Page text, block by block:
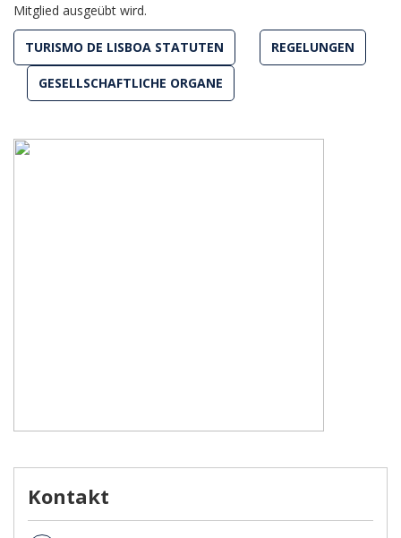
Mitglied ausgeübt wird.
TURISMO DE LISBOA STATUTEN REGELUNGEN
GESELLSCHAFTLICHE ORGANE
Kontakt